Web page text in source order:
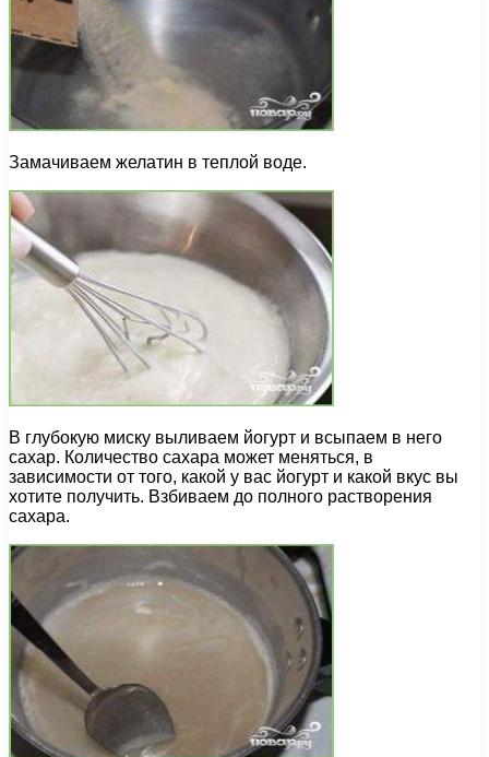
Замачиваем желатин в теплой воде.
В глубокую миску выливаем йогурт и всыпаем в него
сахар. Количество сахара может меняться, в
зависимости от того, какой у вас йогурт и какой вкус вы
хотите получить. Взбиваем до полного растворения
сахара.